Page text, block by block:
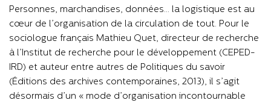
Personnes, marchandises, données… la logistique est au
cœur de l’organisation de la circulation de tout. Pour le
sociologue français Mathieu Quet, directeur de recherche
à l’Institut de recherche pour le développement (CEPED-
IRD) et auteur entre autres de Politiques du savoir
(Éditions des archives contemporaines, 2013), il s’agit
désormais d’un « mode d’organisation incontournable